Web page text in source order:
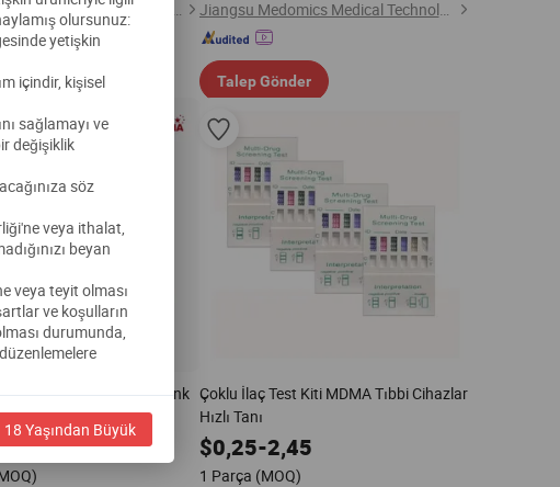
Yangzhou Goldenwell Import&Export Co., Ltd.
Jiangsu Medomics Medical Technology Co., Ltd.
Talep Gönder
Bd Test Kağıdı Renk
Tipi
Çoklu İlaç Test Kiti MDMA Tıbbi Cihazlar
Hızlı Tanı
$0,25-2,45
1 Parça (MOQ)
olursunuz:
yetişkin
içindir, kişisel
sağlamayı ve
değişiklik
söz
veya ithalat,
beyan
veya teyit olması
ve koşulların
durumunda,
18 Yaşından Büyük